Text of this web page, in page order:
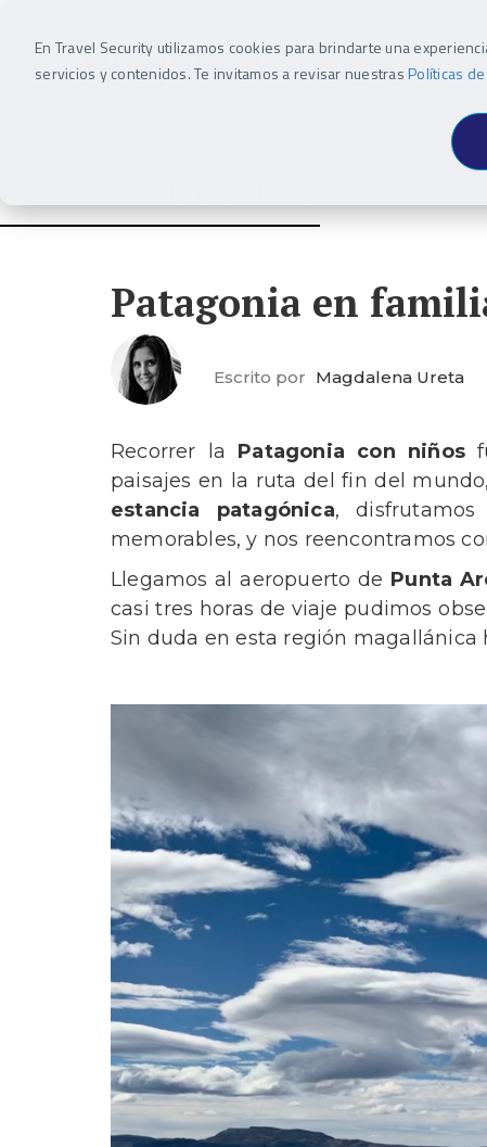
En Travel Security utilizamos cookies para brindarte una
servicios y contenidos. Te invitamos a revisar nuestrasPolíticas
INSPIRACIÓN
Patagonia en
Escrito por Magdalena Ureta
Recorrer la Patagonia con niños
paisajes en la ruta del fin del mundo
estancia patagónica,
memorables, y nos reencontramos
Llegamos al aeropuerto de Punta
casi tres horas de viaje pudimos
Sin duda en esta región